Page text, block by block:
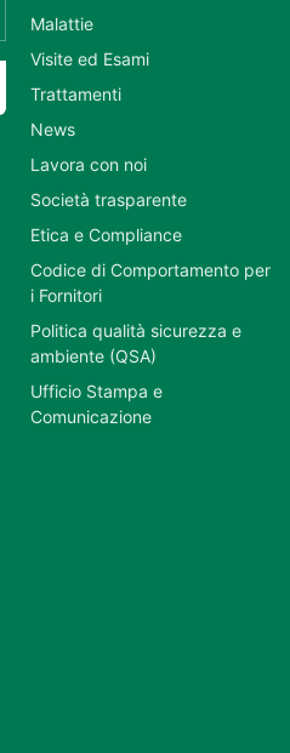
Malattie
Visite ed Esami
Trattamenti
News
Lavora con noi
Società trasparente
Etica e Compliance
Codice di Comportamento per
i Fornitori
Politica qualità sicurezza e
ambiente (QSA)
Ufficio Stampa e
Comunicazione